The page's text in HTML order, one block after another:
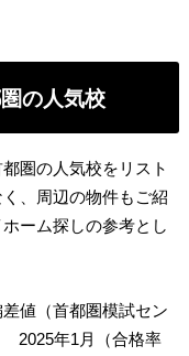
の人気校
圏の人気校をリスト
、周辺の物件もご紹
ーム探しの参考とし
値（首都圏模試セン
2025年1月（合格率